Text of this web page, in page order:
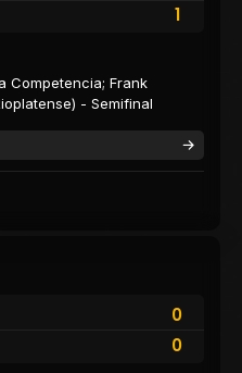
1
Competencia; Frank
- Semifinal
0
0